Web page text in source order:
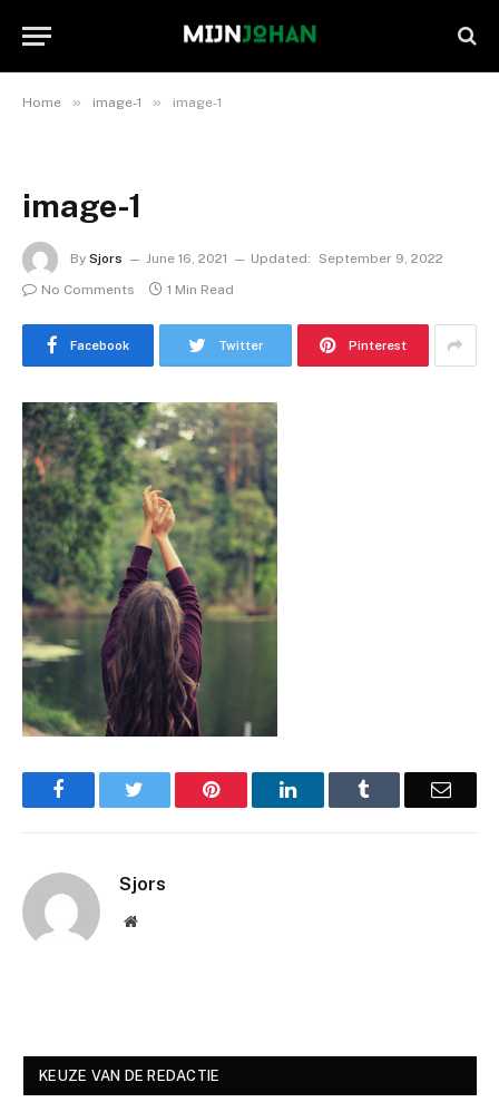
Home » image-1 » image-1
image-1
By Sjors June 16, 2021 Updated:
September 9, 2022
No Comments
1 Min Read
Facebook Twitter Pinterest
Facebook Pinterest LinkedIn Email
Sjors
Website
KEUZE VAN DE REDACTIE